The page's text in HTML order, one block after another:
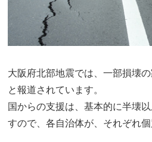
大阪府北部地震では、一部損壊
と報道されています。
国からの支援は、基本的に半壊
すので、各自治体が、それぞれ